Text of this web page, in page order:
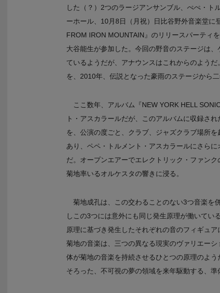
した（？）2つのラージアンサンブル、ぺぺ・
ーホール、10月8日（月祝）日比谷野外音楽堂
FROM IRON MOUNTAIN』のリリースパーティ
大谷能生が参加した。今回の野音のステージは
ているようだが、アナウンスはこれからのよう
を、2010年、伝説となった豪雨のステージから
ここ数年、アルバム『NEW YORK HELL
ト・アスカラールだが、このアルバムに収録さ
を、公演の度ごと、クラブ、ジャズクラブ場所
あり、ペペ・トルメント・アスカラールにさら
だ。オープンエアーでエレクトリック・ファン
菊地率いるオルケスタの響きに浸る。
菊地成孔は、この交わることのない3つ音楽を
しこの3つには意外にも同じ発生原理が働いて
原理に基づき発生したそれぞれの音のフィギュ
菊地の音楽は、三つの異なる現実のヴァリエー
体が菊地の音楽を持続させるひとつの原理のよ
そろった、不可視の夢の領域を来年駆動する、